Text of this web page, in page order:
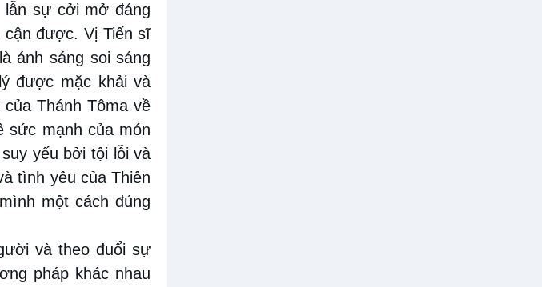
lẫn sự cởi mở đáng
được. Vị Tiến sĩ
ánh sáng soi sáng
được mặc khải và
Thánh Tôma về
sức mạnh củamón
yếu bởi tội lỗi và
tình yêu của Thiên
một cách đúng
và theo đuổi sự
pháp khác nhau